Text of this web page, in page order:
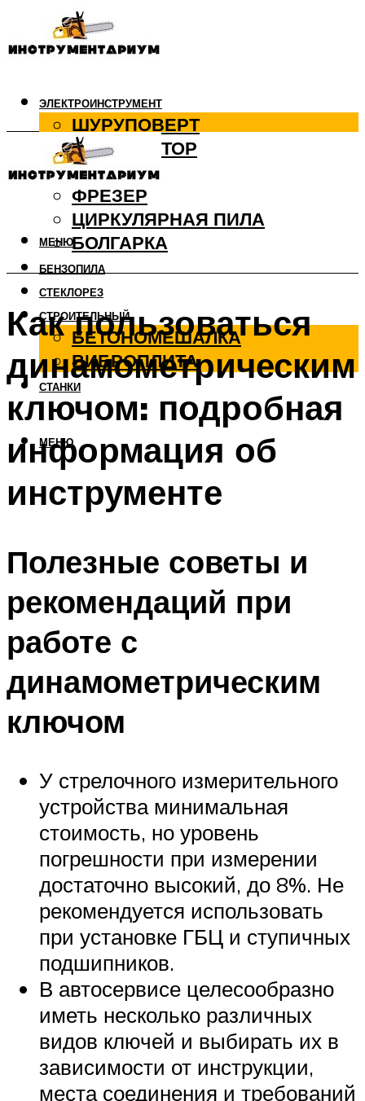
ЭЛЕКТРОИНСТРУМЕНТ
ШУРУПОВЕРТ
ПЕРФОРАТОР
ДРЕЛЬ
ФРЕЗЕР
ЦИРКУЛЯРНАЯ ПИЛА
БОЛГАРКА
БЕНЗОПИЛА
СТЕКЛОРЕЗ
СТРОИТЕЛЬНЫЙ
БЕТОНОМЕШАЛКА
ВИБРОПЛИТА
СТАНКИ
МЕНЮ
МЕНЮ
Как пользоваться
динамометрическим
ключом: подробная
информация об
инструменте
Полезные советы и
рекомендаций при
работе с
динамометрическим
ключом
У стрелочного измерительного
устройства минимальная
стоимость, но уровень
погрешности при измерении
достаточно высокий, до 8%. Не
рекомендуется использовать
при установке ГБЦ и ступичных
подшипников.
В автосервисе целесообразно
иметь несколько различных
видов ключей и выбирать их в
зависимости от инструкции,
места соединения и требований